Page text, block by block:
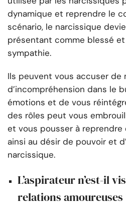
dynamique et reprendre le
scénario, le narcissique
présentant comme blessé
sympathie.
Ils peuvent vous accuser de
d’incompréhension dans le
émotions et de vous
des rôles peut vous
et vous pousser à
ainsi au désir de pouvoir et
narcissique.
L’aspirateur n’est-il
relations amoureuses